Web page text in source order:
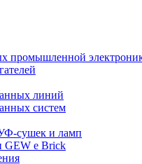
промышленной
линий
систем
сушек и ламп
GEW e Brick